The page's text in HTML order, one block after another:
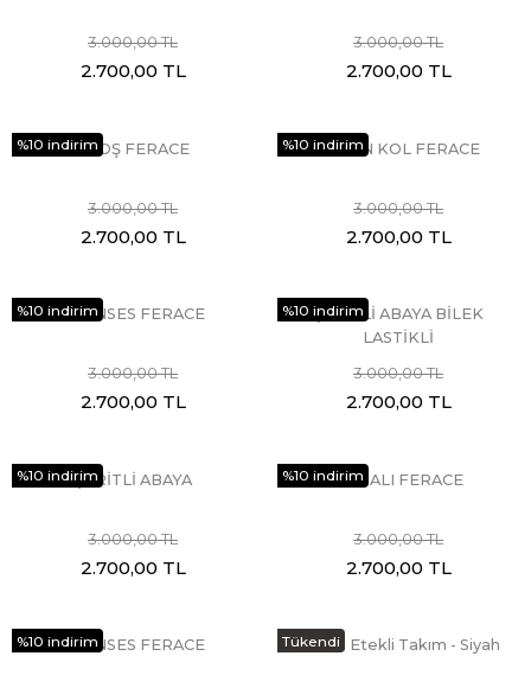
3.000,00 TL
2.700,00 TL
3.000,00 TL
2.700,00 TL
%10 indirimKLOŞ FERACE
3.000,00 TL
2.700,00 TL
%10 indirim
BALON KOL FERACE
3.000,00 TL
2.700,00 TL
%10 indirimPRENSES FERACE
3.000,00 TL
2.700,00 TL
%10 indirim
ŞERİTLİ ABAYA BİLEK
LASTİKLİ
3.000,00 TL
2.700,00 TL
%10 indirimŞERİTLİ ABAYA
3.000,00 TL
2.700,00 TL
%10 indirimROBALI FERACE
3.000,00 TL
2.700,00 TL
%10 indirimPRENSES FERACE Tükendi
Scuba Etekli Takım - Siyah